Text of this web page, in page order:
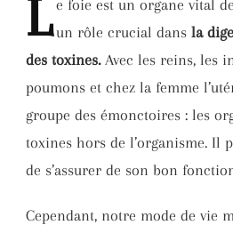
L e foie est un organe vital
un rôle crucial dans la
des toxines. Avec les reins, les
poumons et chez la femme
groupe des émonctoires : les
toxines hors de l’organisme. Il
de s’assurer de son bon
Cependant, notre mode de vie